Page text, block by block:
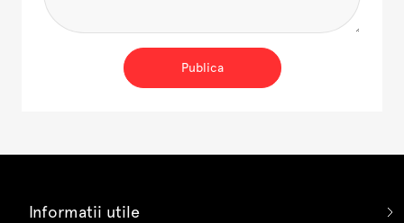
Publica
Informatii utile